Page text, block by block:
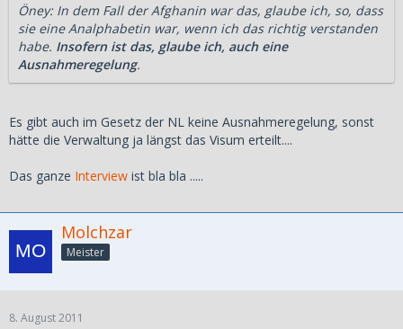
Öney: In dem Fall der Afghanin war das, glaube ich, so, dass
sie eine Analphabetin war, wenn ich das richtig verstanden
habe. Insofern ist das, glaube ich, auch eine
Ausnahmeregelung.
Es gibt auch im Gesetz der NL keine Ausnahmeregelung, sonst
hätte die Verwaltung ja längst das Visum erteilt....
Das ganze Interview ist bla bla .....
Molchzar
Meister
8. August 2011